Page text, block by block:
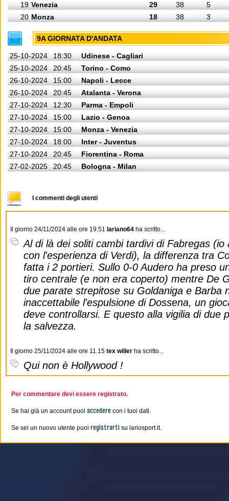
19 Venezia 29 38
5
20 Monza 18 38 3
9A GIORNATA D'ANDATA
25-10-2024 18:30
Udinese - Cagliari
25-10-2024
20:45
Torino - Como
26-10-2024
15:00
Napoli - Lecce
26-10-2024
20:45
Atalanta - Verona
27-10-2024
12:30
Parma - Empoli
27-10-2024
15:00
Lazio - Genoa
27-10-2024
15:00
Monza - Venezia
27-10-2024
18:00
Inter - Juventus
27-10-2024
20:45
Fiorentina - Roma
27-02-2025
20:45 Bologna - Milan
I commenti degli utenti
Il giorno 24/11/2024 alle ore 19.51 lariano64 ha scritto...
Al di là dei soliti cambi tardivi di Fabregas
con l'esperienza di Verdi), la differenza tra
fatta i 2 portieri. Sullo 0-0 Audero ha preso
tiro centrale (e non era coperto) mentre De
due parate strepitose su Goldaniga e Barba
inaccettabile l'espulsione di Dossena, un
deve controllarsi. E questo alla vigilia di due
la salvezza.
Il giorno 25/11/2024 alle ore 11.15 tex willer ha scritto...
Qui non è Hollywood !
Per commentare devi essere registrato.
Se hai già un account puoi accedere con i tuoi dati.
Se sei un nuovo utente puoi registrarti su lariosport.it.